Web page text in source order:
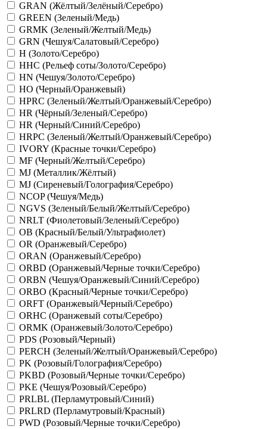
GRAN (Жёлтый/Зелёный/Серебро)
GREEN (Зеленый/Медь)
GRMK (Зеленый/Желтый/Медь)
GRN (Чешуя/Салатовый/Серебро)
H (Золото/Серебро)
HHC (Рельеф соты/Золото/Серебро)
HN (Чешуя/Золото/Серебро)
HO (Черный/Оранжевый)
HPRC (Зеленый/Желтый/Оранжевый/Серебро)
HR (Чёрный/Зеленый/Серебро)
HR (Черный/Синий/Серебро)
HRPC (Зеленый/Желтый/Оранжевый/Серебро)
IVORY (Красные точки/Серебро)
MF (Черный/Желтый/Серебро)
MJ (Металлик/Жёлтый)
MJ (Сиреневый/Голография/Серебро)
NCOP (Чешуя/Медь)
NGVS (Зеленый/Белый/Желтый/Серебро)
NRLT (Фиолетовый/Зеленый/Серебро)
OB (Красный/Белый/Ультрафиолет)
OR (Оранжевый/Серебро)
ORAN (Оранжевый/Серебро)
ORBD (Оранжевый/Черные точки/Серебро)
ORBN (Чешуя/Оранжевый/Синий/Серебро)
ORBO (Красный/Черные точки/Серебро)
ORFT (Оранжевый/Черный/Серебро)
ORHC (Оранжевый соты/Серебро)
ORMK (Оранжевый/Золото/Серебро)
PDS (Розовый/Черный)
PERCH (Зеленый/Желтый/Оранжевый/Серебро)
PK (Розовый/Голография/Серебро)
PKBD (Розовый/Черные точки/Серебро)
PKE (Чешуя/Розовый/Серебро)
PRLBL (Перламутровый/Синий)
PRLRD (Перламутровый/Красный)
PWD (Розовый/Черные точки/Серебро)